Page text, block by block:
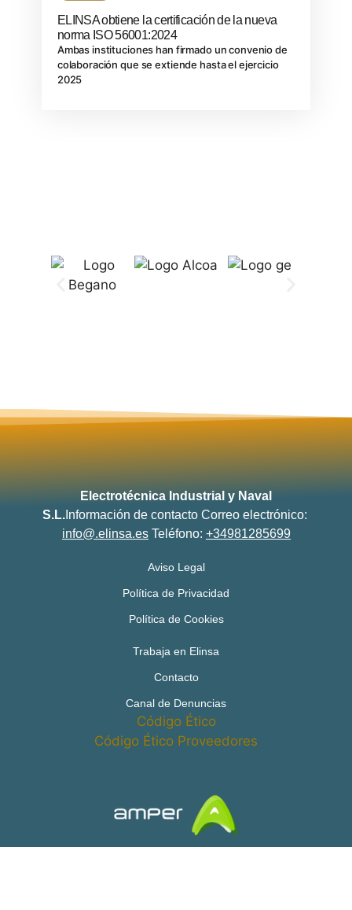
ELINSA obtiene la certificación de la nueva
norma ISO 56001:2024
Ambas instituciones han firmado un convenio de
colaboración que se extiende hasta el ejercicio
2025
Electrotécnica Industrial y Naval
S.L.Información de contacto Correo electrónico:
info@.elinsa.es Teléfono: +34981285699
Aviso Legal
Política de Privacidad
Política de Cookies
Trabaja en Elinsa
Contacto
Canal de Denuncias
Código Ético
Código Ético Proveedores